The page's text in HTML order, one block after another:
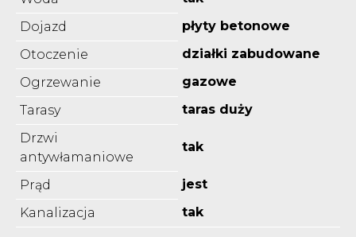
Dojazd
płyty betonowe
Otoczenie
działki zabudowane
Ogrzewanie
gazowe
Tarasy
taras duży
Drzwi
antywłamaniowe
tak
Prąd
jest
Kanalizacja
tak